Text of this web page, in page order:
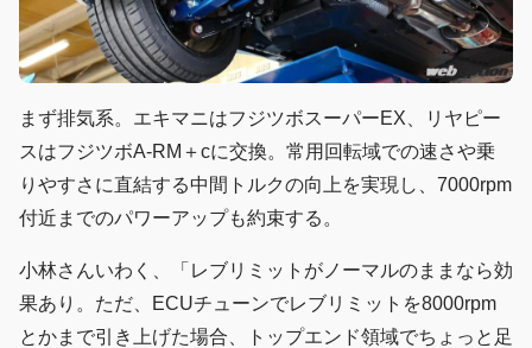
まず排気系。エキマニはフジツボスーパーEX、リヤピー
スはフジツボA-RM＋cに交換。常用回転域での速さや乗
りやすさに直結する中間トルクの向上を実現し、7000rpm
付近までのパワーアップも約束する。
小林さんいわく、「レブリミットがノーマルのままなら効
果あり。ただ、ECUチューンでレブリミットを8000rpm
とかまで引き上げた場合、トップエンド領域でちょっと足